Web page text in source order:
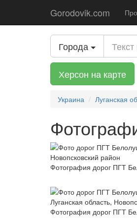
Gorodovik.com
Города
Херсон на карте
Украина Луганская
Фотография дорог ПГТ
Фотография дорог ПГТ